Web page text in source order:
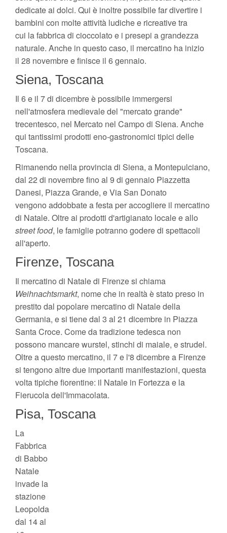
dedicate ai dolci. Qui è inoltre possibile far divertire i
bambini con molte attività ludiche e ricreative tra
cui la fabbrica di cioccolato e i presepi a grandezza
naturale. Anche in questo caso, il mercatino ha inizio
il 28 novembre e finisce il 6 gennaio.
Siena, Toscana
Il 6 e il 7 di dicembre è possibile immergersi
nell'atmosfera medievale del "mercato grande"
trecentesco, nel Mercato nel Campo di Siena. Anche
qui tantissimi prodotti eno-gastronomici tipici delle
Toscana.
Rimanendo nella provincia di Siena, a Montepulciano,
dal 22 di novembre fino al 9 di gennaio Piazzetta
Danesi, Piazza Grande, e Via San Donato
vengono addobbate a festa per accogliere il mercatino
di Natale. Oltre ai prodotti d'artigianato locale e allo
street food, le famiglie potranno godere di spettacoli
all'aperto.
Firenze, Toscana
Il mercatino di Natale di Firenze si chiama
Weihnachtsmarkt, nome che in realtà è stato preso in
prestito dal popolare mercatino di Natale della
Germania, e si tiene dal 3 al 21 dicembre in Piazza
Santa Croce. Come da tradizione tedesca non
possono mancare wurstel, stinchi di maiale, e strudel.
Oltre a questo mercatino, il 7 e l'8 dicembre a Firenze
si tengono altre due importanti manifestazioni, questa
volta tipiche fiorentine: il Natale in Fortezza e la
Fierucola dell'Immacolata.
Pisa, Toscana
La
Fabbrica
di Babbo
Natale
invade la
stazione
Leopolda
dal 14 al